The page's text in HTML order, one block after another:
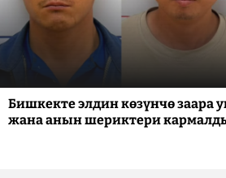
Бишкекте элдин көзүнчө заара
жана анын шериктери